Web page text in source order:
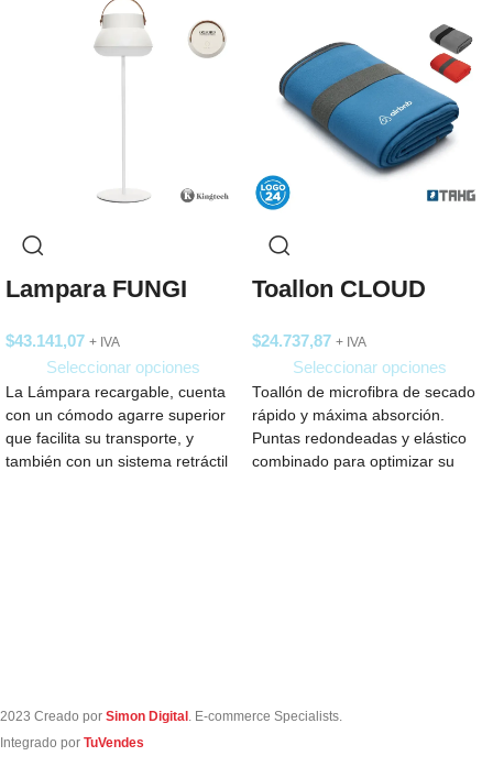
Lampara FUNGI
$43.141,07 + IVA
Seleccionar opciones
La Lámpara recargable, cuenta
con un cómodo agarre superior
que facilita su transporte, y
también con un sistema retráctil
Toallon CLOUD
$24.737,87 + IVA
Seleccionar opciones
Toallón de microfibra de secado
rápido y máxima absorción.
Puntas redondeadas y elástico
combinado para optimizar su
2023 Creado por Simon Digital . E-commerce Specialists.
Integrado por TuVendes